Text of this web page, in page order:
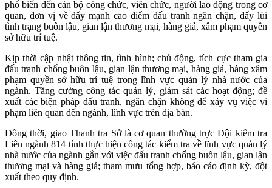
phổ biến đến cán bộ công chức, viên chức, người lao động trong cơ
quan, đơn vị về đẩy mạnh cao điểm đấu tranh ngăn chặn, đẩy lùi
tình trạng buôn lậu, gian lận thương mại, hàng giả, xâm phạm quyền
sở hữu trí tuệ.
Kịp thời cập nhật thông tin, tình hình; chủ động, tích cực tham gia
đấu tranh chống buôn lậu, gian lận thương mại, hàng giả, hàng xâm
phạm quyền sở hữu trí tuệ trong lĩnh vực quản lý nhà nước của
ngành. Tăng cường công tác quản lý, giám sát các hoạt động; đề
xuất các biện pháp đấu tranh, ngăn chặn không để xảy vụ việc vi
phạm liên quan đến ngành, lĩnh vực trên địa bàn.
Đồng thời, giao Thanh tra Sở là cơ quan thường trực Đội kiểm tra
Liên ngành 814 tỉnh thực hiện công tác kiểm tra về lĩnh vực quản lý
nhà nước của ngành gắn với việc đấu tranh chống buôn lậu, gian lận
thương mại và hàng giả; tham mưu tổng hợp, báo cáo định kỳ, đột
xuất theo quy định.